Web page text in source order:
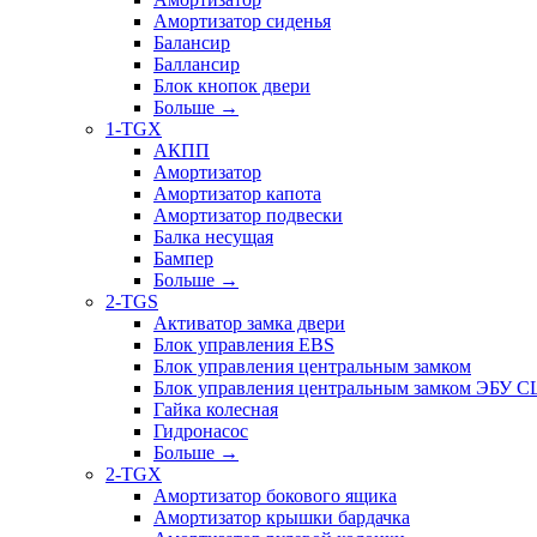
Амортизатор сиденья
Балансир
Баллансир
Блок кнопок двери
Больше →
1-TGX
АКПП
Амортизатор
Амортизатор капота
Амортизатор подвески
Балка несущая
Бампер
Больше →
2-TGS
Активатор замка двери
Блок управления EBS
Блок управления центральным замком
Блок управления центральным замком ЭБУ
Гайка колесная
Гидронасос
Больше →
2-TGX
Амортизатор бокового ящика
Амортизатор крышки бардачка